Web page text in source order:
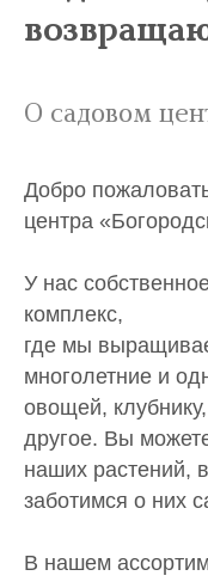
О садовом
Добро
центра
У нас
комплекс,
где мы
многолетние и
овощей,
другое. Вы
наших растений,
заботимся о них
В нашем